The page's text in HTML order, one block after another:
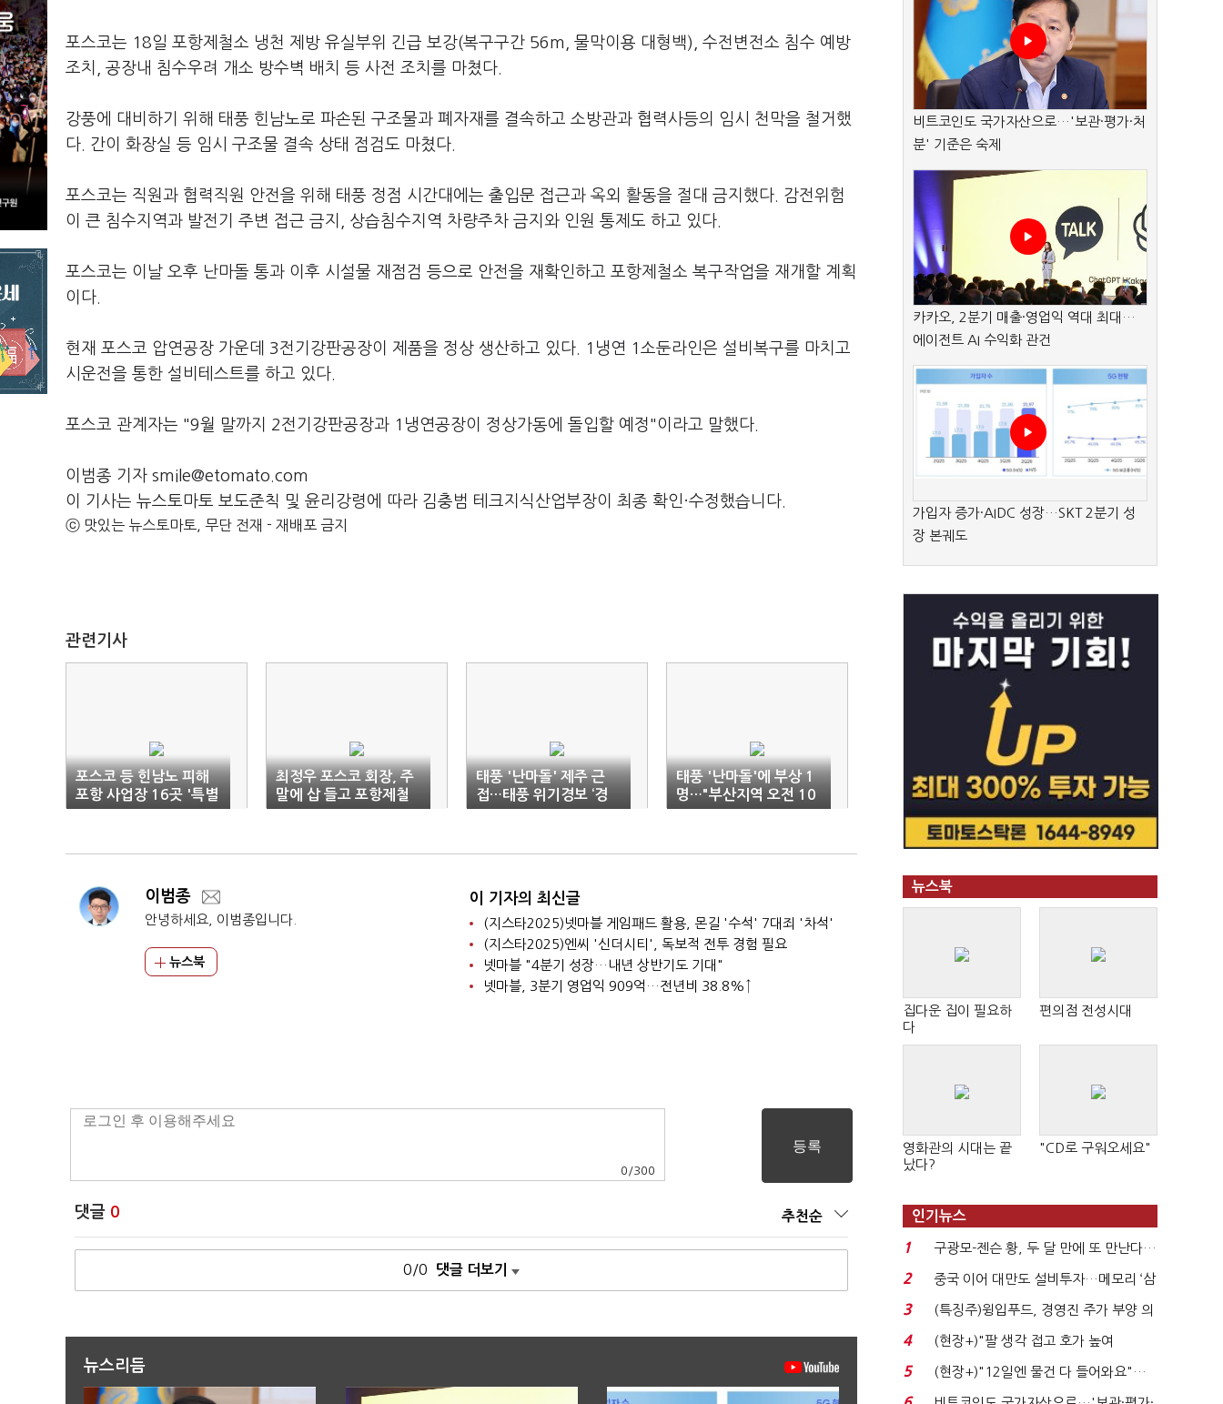
포스코는 18일 포항제철소 냉천 제방 유실부위 긴급 보강(복구구간 56m, 물막이용 대형백), 수전변전소 침수 예방
조치, 공장내 침수우려 개소 방수벽 배치 등 사전 조치를 마쳤다.
강풍에 대비하기 위해 태풍 힌남노로 파손된 구조물과 폐자재를 결속하고 소방관과 협력사등의 임시 천막을 철거했
다. 간이 화장실 등 임시 구조물 결속 상태 점검도 마쳤다.
포스코는 직원과 협력직원 안전을 위해 태풍 정점 시간대에는 출입문 접근과 옥외 활동을 절대 금지했다. 감전위험
이 큰 침수지역과 발전기 주변 접근 금지, 상습침수지역 차량주차 금지와 인원 통제도 하고 있다.
포스코는 이날 오후 난마돌 통과 이후 시설물 재점검 등으로 안전을 재확인하고 포항제철소 복구작업을 재개할 계획
이다.
현재 포스코 압연공장 가운데 3전기강판공장이 제품을 정상 생산하고 있다. 1냉연 1소둔라인은 설비복구를 마치고
시운전을 통한 설비테스트를 하고 있다.
포스코 관계자는 "9월 말까지 2전기강판공장과 1냉연공장이 정상가동에 돌입할 예정"이라고 말했다.
이범종 기자 smile@etomato.com
이 기사는 뉴스토마토 보도준칙 및 윤리강령에 따라 김충범 테크지식산업부장이 최종 확인·수정했습니다.
ⓒ 맛있는 뉴스토마토, 무단 전재 - 재배포 금지
관련기사
포스코 등 힌남노 피해
포항 사업장 16곳 '특별
연장근로'
최정우 포스코 회장, 주
말에 삽 들고 포항제철
소 복구 총력
태풍 '난마돌' 제주 근
접…태풍 위기경보 ‘경
계’로 상향
태풍 '난마돌'에 부상 1
명…"부산지역 오전 10
시 최근접 전망"
이범종
안녕하세요, 이범종입니다.
뉴스북
이 기자의 최신글
(지스타2025)넷마블 게임패드 활용, 몬길 '수석' 7대죄 '차석'
(지스타2025)엔씨 '신더시티', 독보적 전투 경험 필요
넷마블 "4분기 성장…내년 상반기도 기대"
넷마블, 3분기 영업익 909억…전년비 38.8%↑
0 /300
댓글 0 추천순
0/0 댓글 더보기
뉴스리듬
비트코인도 국가자산으로…'보관·평가·처
분' 기준은 숙제
카카오, 2분기 매출·영업익 역대 최대…
에이전트 AI 수익화 관건
가입자 증가·AIDC 성장…SKT 2분기 성
장 본궤도
뉴스북
집다운 집이 필요하
다
편의점 전성시대
영화관의 시대는 끝
났다?
"CD로 구워오세요"
인기뉴스
1
구광모-젠슨 황, 두 달 만에 또 만난다…
로봇·AI 등 논...
2
중국 이어 대만도 설비투자…메모리 ‘삼
국전쟁’
3
(특징주)윙입푸드, 경영진 주가 부양 의
지에 상한가...
4
(현장+)"팔 생각 접고 호가 높여
요"…'덜 똘똘한 한 채' 20...
5
(현장+)"12일엔 물건 다 들어와요"…
빈 매대 채우며 문 연 ...